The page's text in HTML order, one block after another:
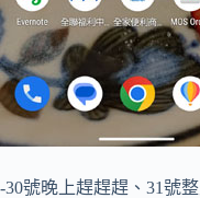
-30號晚上趕趕趕、31號